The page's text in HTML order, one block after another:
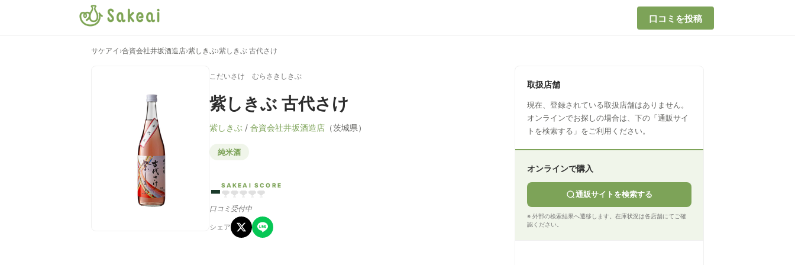
口コミを投稿
サケアイ ›合資会社井坂酒造店›紫しきぶ›紫しきぶ 古代さけ
こだいさけ むらさきしきぶ
紫しきぶ 古代さけ
紫しきぶ / 合資会社井坂酒造店 （茨城県）
純米酒
-SAKEAI SCORE
口コミ受付中
シェア
取扱店舗
現在、登録されている取扱店舗はありません。
オンラインでお探しの場合は、下の「通販サイ
トを検索する」をご利用ください。
オンラインで購入
通販サイトを検索する
※ 外部の検索結果へ遷移します。在庫状況は各店舗にてご確
認ください。